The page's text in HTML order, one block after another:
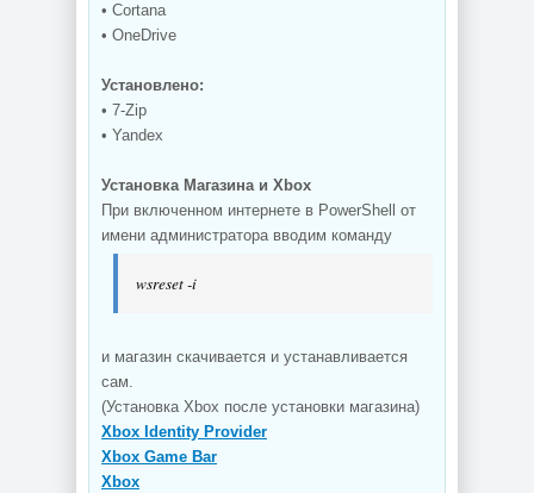
• Cortana
• OneDrive
Установлено:
• 7-Zip
• Yandex
Установка Магазина и Xbox
При включенном интернете в PowerShell от
имени администратора вводим команду
wsreset -i
и магазин скачивается и устанавливается
сам.
(Установка Xbox после установки магазина)
Xbox Identity Provider
Xbox Game Bar
Xbox